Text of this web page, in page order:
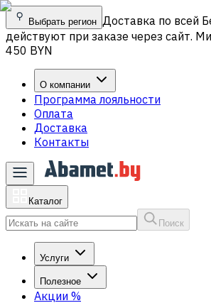
Выбрать регион Доставка по всей
действуют при заказе через сайт.
450 BYN
О компании
Программа лояльности
Оплата
Доставка
Контакты
Каталог
Поиск
Услуги
Полезное
Акции %